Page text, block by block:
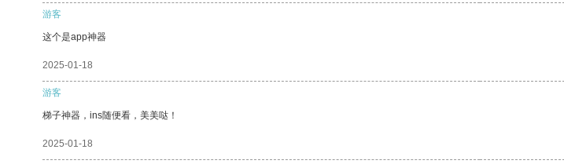
游客
这个是app神器
2025-01-18
游客
梯子神器，ins随便看，美美哒！
2025-01-18